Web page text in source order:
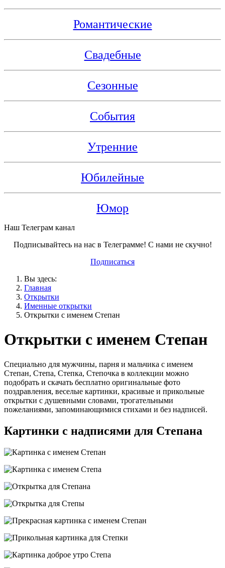
Романтические
Свадебные
Сезонные
События
Утренние
Юбилейные
Юмор
Наш Телеграм канал
Подписывайтесь на нас в Телеграмме! С нами не скучно!
Подписаться
Вы здесь:
Главная
Открытки
Именные открытки
Открытки с именем Степан
Открытки с именем Степан
Специально для мужчины, парня и мальчика с именем
Степан, Степа, Степка, Степочка в коллекции можно
подобрать и скачать бесплатно оригинальные фото
поздравления, веселые картинки, красивые и прикольные
открытки с душевными словами, трогательными
пожеланиями, запоминающимися стихами и без надписей.
Картинки с надписями для Степана